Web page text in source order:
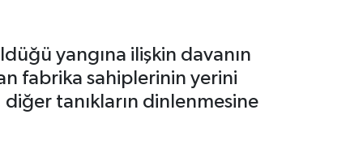
yangına ilişkin davanın
fabrika sahiplerinin yerini
tanıkların dinlenmesine